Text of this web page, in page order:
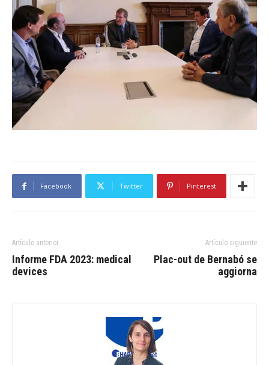
Facebook Twitter Pinterest
Artículo anterior
Informe FDA 2023: medical
devices
Artículo siguiente
Plac-out de Bernabó se
aggiorna